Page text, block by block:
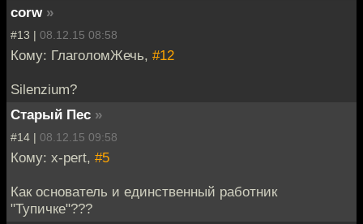
corw »
#13 | 08.12.15 08:58
Кому: ГлаголомЖечь, #12
Silenzium?
Старый Пес »
#14 | 08.12.15 09:58
Кому: x-pert, #5
Как основатель и единственный работник
"Тупичке"???